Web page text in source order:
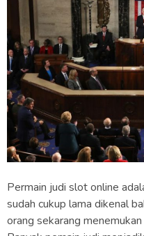
Permain judi slot online
sudah cukup lama dikenal
orang sekarang